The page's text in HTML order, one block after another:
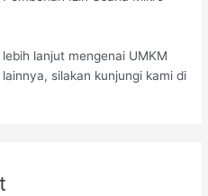
lanjut mengenai UMKM
silakan kunjungi kami di